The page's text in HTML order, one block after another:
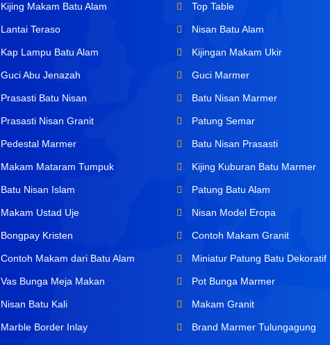
Kijing Makam Batu Alam
Lantai Teraso
Kap Lampu Batu Alam
Guci Abu Jenazah
Prasasti Batu Nisan
Prasasti Nisan Granit
Pedestal Marmer
Makam Mataram Tumpuk
Batu Nisan Islam
Makam Ustad Uje
Bongpay Kristen
Contoh Makam dari Batu Alam
Vas Bunga Meja Makan
Nisan Batu Kali
Marble Border Inlay
Top Table
Nisan Batu Alam
Kijingan Makam Ukir
Guci Marmer
Batu Nisan Marmer
Patung Semar
Batu Nisan Prasasti
Kijing Kuburan Batu Marmer
Patung Batu Alam
Nisan Model Eropa
Contoh Makam Granit
Miniatur Patung Batu Dekoratif
Pot Bunga Marmer
Makam Granit
Brand Marmer Tulungagung